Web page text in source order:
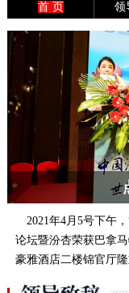
首 页 领
2021年4月5号下午
论坛暨汾杏荣获巴拿
豪雅酒店二楼锦官厅隆